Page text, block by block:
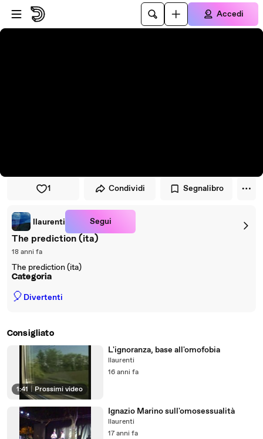
Vai al lettore
Passa al contenuto principale
Accedi
1 Condividi Segnalibro
llaurenti Segui
The prediction (ita)
18 anni fa
The prediction (ita)
Categoria
🎈 Divertenti
Consigliato
1:41 | Prossimi video
L'ignoranza, base all'omofobia
llaurenti
16 anni fa
Ignazio Marino sull'omosessualità
llaurenti
17 anni fa